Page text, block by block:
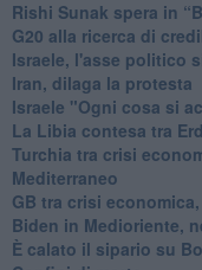
Rishi Sunak spera in
G20 alla ricerca di
Israele, l'asse politico
Iran, dilaga la protesta
Israele "Ogni cosa si
La Libia contesa tra
Turchia tra crisi
Mediterraneo
GB tra crisi
Biden in Medioriente,
È calato il sipario su